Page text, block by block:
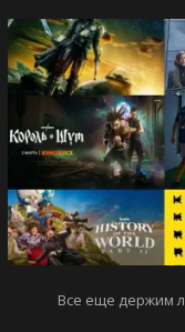
Все еще держим